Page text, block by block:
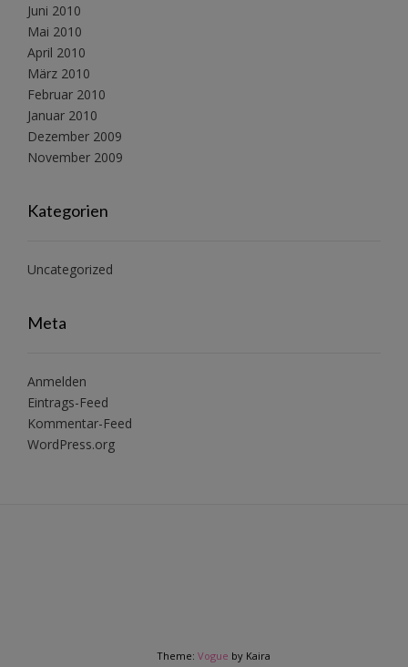
Juni 2010
Mai 2010
April 2010
März 2010
Februar 2010
Januar 2010
Dezember 2009
November 2009
Kategorien
Uncategorized
Meta
Anmelden
Eintrags-Feed
Kommentar-Feed
WordPress.org
Theme: Vogue by Kaira